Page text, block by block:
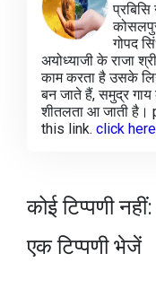
गोपद
अयोध्याजी के राजा
काम करता है उसके
बन जाते हैं, समुद्र गाय
शीतलता आ जाती
this link. click
कोई टिप्पणी नहीं:
एक टिप्पणी भेजें